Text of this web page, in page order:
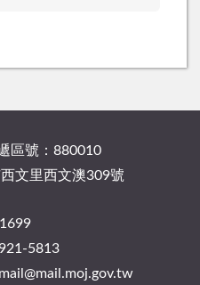
區號：880010
文里西文澳309號
5813